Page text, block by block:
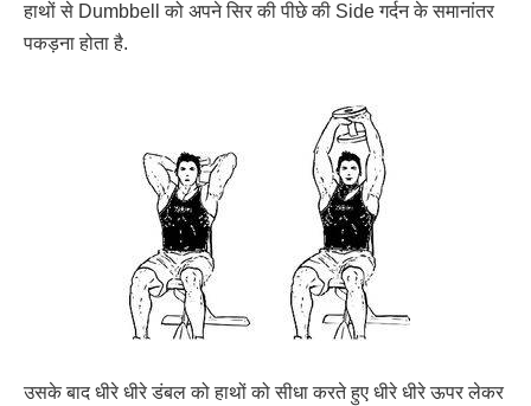
हाथों से Dumbbell को अपने सिर की पीछे की Side गर्दन के समानांतर
पकड़ना होता है.
उसके बाद धीरे धीरे डंबल को हाथों को सीधा करते हुए धीरे धीरे ऊपर लेकर